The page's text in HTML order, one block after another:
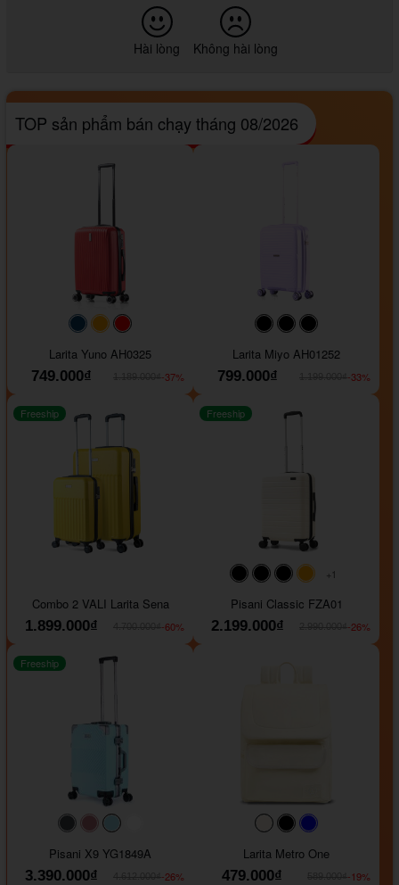
Hài lòng Không hài lòng
TOP sản phẩm bán chạy tháng 08/2026
#093f69#ffa500
Larita Yuno AH0325
749.000₫
-37%
#000000#000000
Larita Miyo AH01252
799.000₫
-33%
Freeship
Combo 2 VALI Larita Sena
1.899.000₫
-60%
#000000#000000#000000
+1
Freeship
Pisani Classic FZA01
2.199.000₫
-26%
#40454a#b76e79
Freeship
Pisani X9 YG1849A
3.390.000₫
-26%
#faf0e6#000000
Larita Metro One
479.000₫
-19%